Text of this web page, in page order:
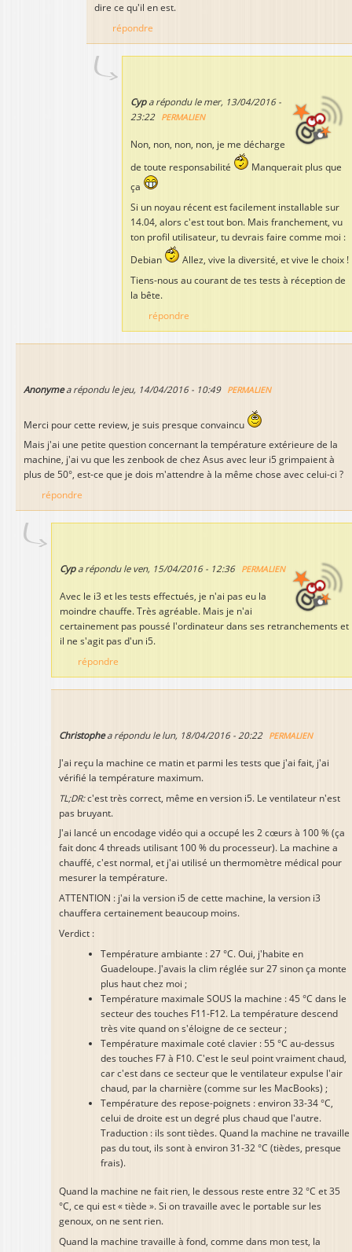
dire ce qu'il en est.
répondre
Cypa répondu le mer, 13/04/2016 -
23:22
PERMALIEN
Non, non, non, non, je me décharge
de toute responsabilité
Manquerait plus que
ça
Si un noyau récent est facilement installable sur
14.04, alors c'est tout bon. Mais franchement, vu
ton profil utilisateur, tu devrais faire comme moi :
Debian
Allez, vive la diversité, et vive le choix !
Tiens-nous au courant de tes tests à réception de
la bête.
répondre
Anonymea répondu le jeu, 14/04/2016 - 10:49 PERMALIEN
Merci pour cette review, je suis presque convaincu
Mais j'ai une petite question concernant la température extérieure de la
machine, j'ai vu que les zenbook de chez Asus avec leur i5 grimpaient à
plus de 50°, est-ce que je dois m'attendre à la même chose avec celui-ci ?
répondre
Cypa répondu le ven, 15/04/2016 - 12:36 PERMALIEN
Avec le i3 et les tests effectués, je n'ai pas eu la
moindre chauffe. Très agréable. Mais je n'ai
certainement pas poussé l'ordinateur dans ses retranchements et
il ne s'agit pas d'un i5.
répondre
Christophea répondu le lun, 18/04/2016 - 20:22 PERMALIEN
J'ai reçu la machine ce matin et parmi les tests que j'ai fait, j'ai
vérifié la température maximum.
TL;DR:c'est très correct, même en version i5. Le ventilateur n'est
pas bruyant.
J'ai lancé un encodage vidéo qui a occupé les 2 cœurs à 100 % (ça
fait donc 4 threads utilisant 100 % du processeur). La machine a
chauffé, c'est normal, et j'ai utilisé un thermomètre médical pour
mesurer la température.
ATTENTION : j'ai la version i5 de cette machine, la version i3
chauffera certainement beaucoup moins.
Verdict :
Température ambiante : 27 °C. Oui, j'habite en
Guadeloupe. J'avais la clim réglée sur 27 sinon ça monte
plus haut chez moi ;
Température maximale SOUS la machine : 45 °C dans le
secteur des touches F11-F12. La température descend
très vite quand on s'éloigne de ce secteur ;
Température maximale coté clavier : 55 °C au-dessus
des touches F7 à F10. C'est le seul point vraiment chaud,
car c'est dans ce secteur que le ventilateur expulse l'air
chaud, par la charnière (comme sur les MacBooks) ;
Température des repose-poignets : environ 33-34 °C,
celui de droite est un degré plus chaud que l'autre.
Traduction : ils sont tièdes. Quand la machine ne travaille
pas du tout, ils sont à environ 31-32 °C (tièdes, presque
frais).
Quand la machine ne fait rien, le dessous reste entre 32 °C et 35
°C, ce qui est « tiède ». Si on travaille avec le portable sur les
genoux, on ne sent rien.
Quand la machine travaille à fond, comme dans mon test, la